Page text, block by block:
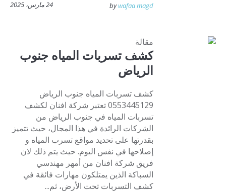
24 مارس، 2025 bywafaa magd
مقالة
كشف تسربات المياه جنوب
الرياض
كشف تسربات المياه جنوب الرياض
0553445129 تعتبر شركة افنان لكشف
تسربات المياه في جنوب الرياض من
الشركات الرائدة في هذا المجال، حيث تتميز
بقدرتها على تحديد مواقع تسرب المياه و
إصلاحها في نفس اليوم. حيث يتم ذلك لان
فريق شركة افنان من أمهر مهندسي
السباكة الذين يمتلكون مهارات فائقة في
كشف التسربات تحت الأرض، ثم...